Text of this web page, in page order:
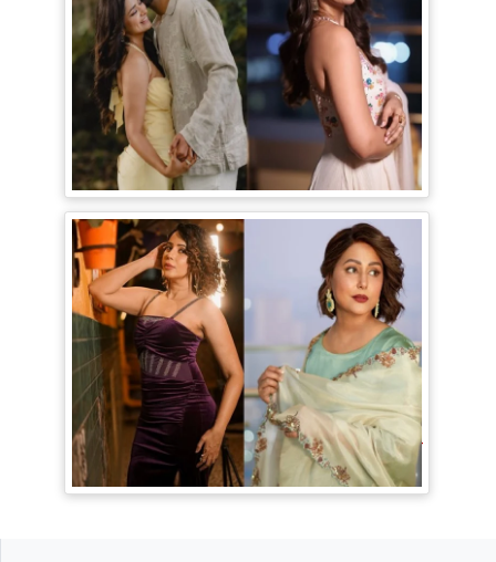
Jiyaa Shankar Engagement: Jiya
Shankar की हुई Engagement, मंगेतर
Karan के साथ शेयर की रोमांटिक Pictures
TV Gossip: 'तीखी मिर्ची' हैं Hina Khan,
सूपर्नखा रोल के लिए परफेक्ट; Rozalin Khan ने
छेड़ी नई बहस